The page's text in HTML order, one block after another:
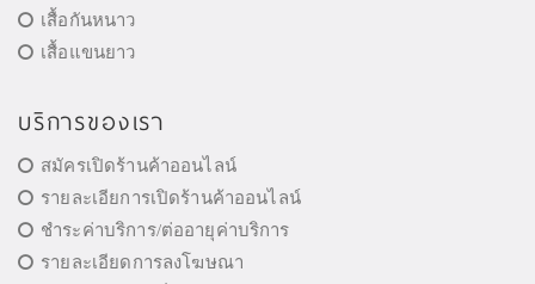
เสื้อกันหนาว
เสื้อแขนยาว
บริการของเรา
สมัครเปิดร้านค้าออนไลน์
รายละเอียการเปิดร้านค้าออนไลน์
ชำระค่าบริการ/ต่ออายุค่าบริการ
รายละเอียดการลงโฆษณา